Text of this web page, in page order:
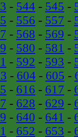
- 544 - 545 -
- 556 - 557 -
- 568 - 569 -
- 580 - 581 -
- 592 - 593 -
- 604 - 605 -
- 616 - 617 -
- 628 - 629 -
- 640 - 641 -
- 652 - 653 -